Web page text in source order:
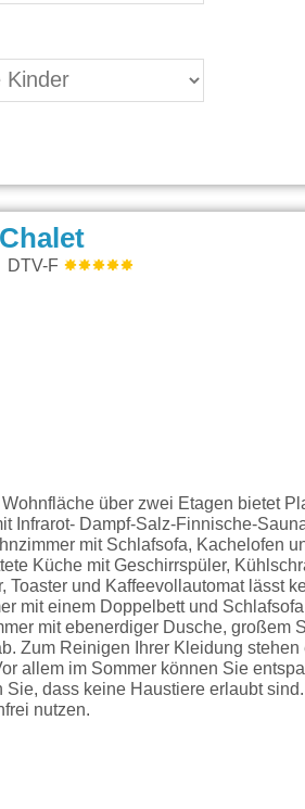
Chalet
DTV-F
über zwei Etagen bietet
Infrarot- Dampf-Salz-Finnische-
mit Schlafsofa, Kachelofen
Küche mit Geschirrspüler,
Toaster und Kaffeevollautomat lässt
mit einem Doppelbett und
mit ebenerdiger Dusche, großem
Zum Reinigen Ihrer Kleidung
allem im Sommer können Sie
dass keine Haustiere erlaubt
nutzen.